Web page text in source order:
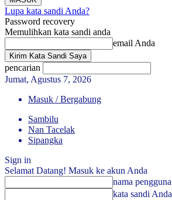
Lupa kata sandi Anda?
Password recovery
Memulihkan kata sandi anda
email Anda
pencarian
Jumat, Agustus 7, 2026
Masuk / Bergabung
Sambilu
Nan Tacelak
Sipangka
Sign in
Selamat Datang! Masuk ke akun Anda
nama pengguna
kata sandi Anda